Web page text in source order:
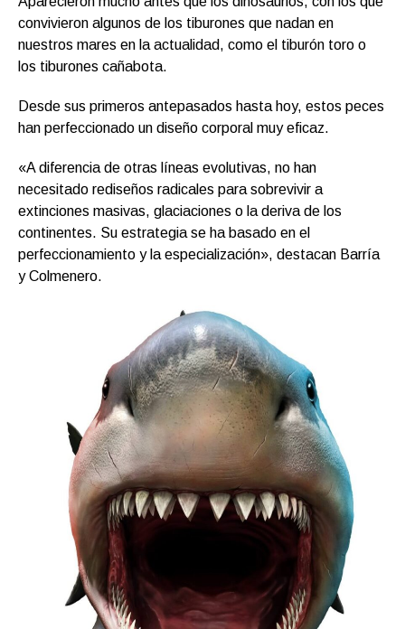
convivieron algunos de los tiburones que nadan en
nuestros mares en la actualidad, como el tiburón toro o
los tiburones cañabota.
Desde sus primeros antepasados hasta hoy, estos peces
han perfeccionado un diseño corporal muy eficaz.
«A diferencia de otras líneas evolutivas, no han
necesitado rediseños radicales para sobrevivir a
extinciones masivas, glaciaciones o la deriva de los
continentes. Su estrategia se ha basado en el
perfeccionamiento y la especialización», destacan Barría
y Colmenero.